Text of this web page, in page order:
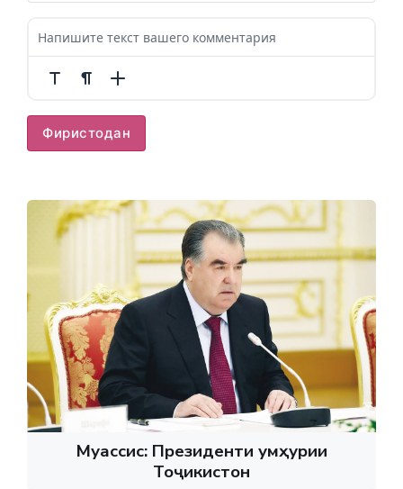
Фиристодан
Муассис: Президенти Ҷумҳурии
Тоҷикистон